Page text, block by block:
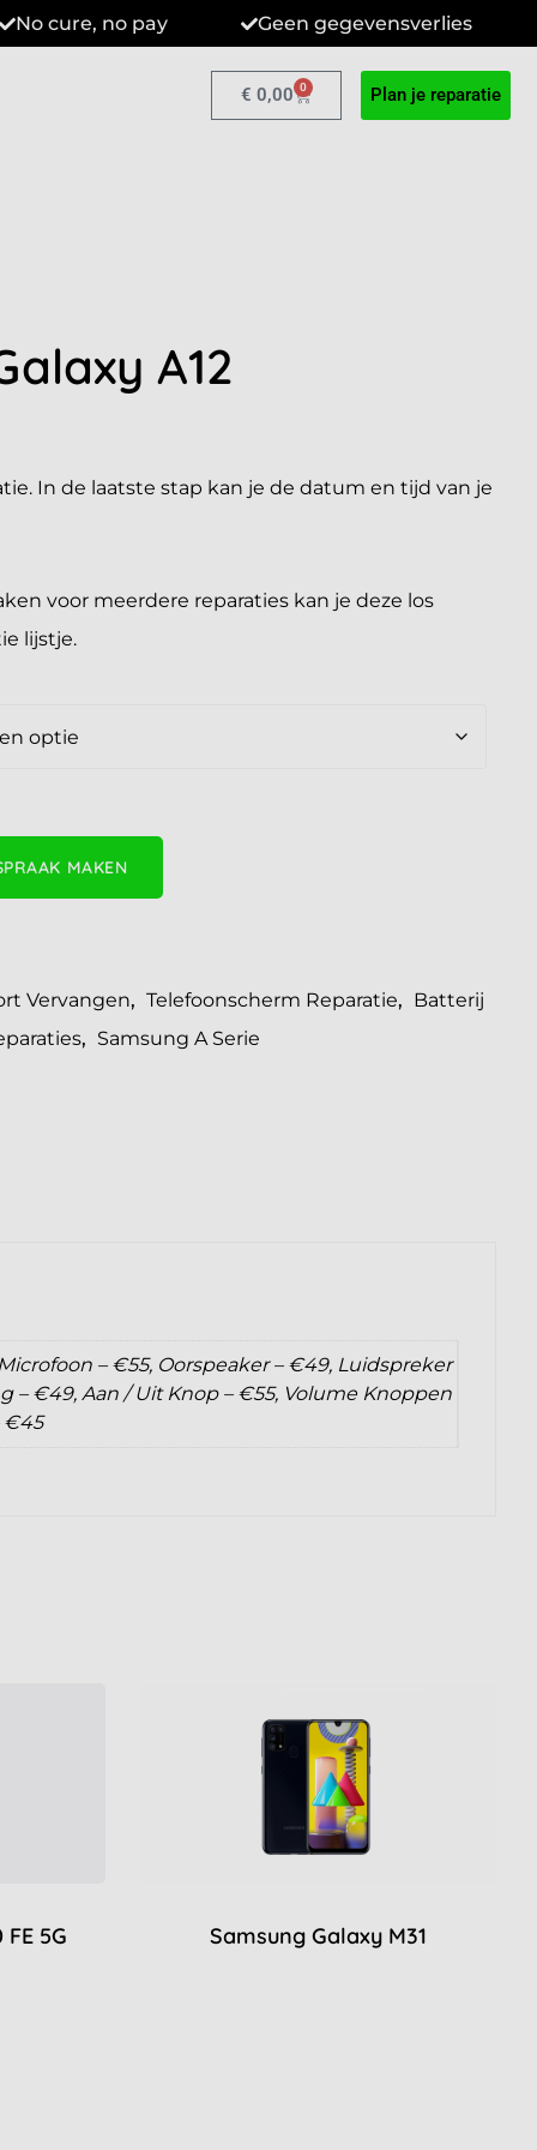
No cure, no pay Geen gegevensverlies
€ 0,00 0 Plan je reparatie
A12
In de laatste stap kan je de datum en tijd van je
voor meerdere reparaties kan je deze los
lijstje.
MAKEN
Vervangen, Telefoonscherm Reparatie, Batterij
, Samsung A Serie
– €55, Oorspeaker – €49, Luidspreker
– €49, Aan / Uit Knop – €55, Volume Knoppen
€45
5G Samsung Galaxy M31